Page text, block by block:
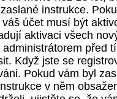
instrukce.
účet musí být
aktivaci všech
před
Když jste se
Pokud vám byl
v něm